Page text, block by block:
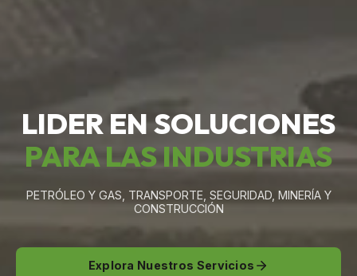
LIDER EN SOLUCIONES
PARA LAS INDUSTRIAS
PETRÓLEO Y GAS, TRANSPORTE, SEGURIDAD, MINERÍA Y
CONSTRUCCIÓN
Explora Nuestros Servicios